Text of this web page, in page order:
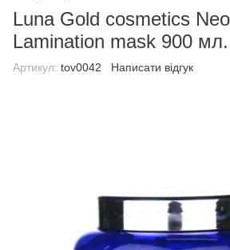
Luna Gold cosmetics
Lamination mask 900 мл.
Артикул: tov0042 Написати відгук